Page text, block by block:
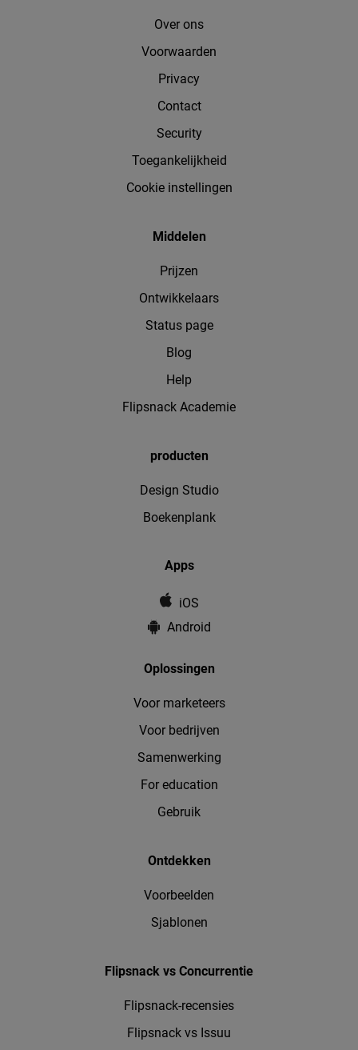
Over ons
Voorwaarden
Privacy
Contact
Security
Toegankelijkheid
Cookie instellingen
Middelen
Prijzen
Ontwikkelaars
Status page
Blog
Help
Flipsnack Academie
producten
Design Studio
Boekenplank
Apps
iOS
Android
Oplossingen
Voor marketeers
Voor bedrijven
Samenwerking
For education
Gebruik
Ontdekken
Voorbeelden
Sjablonen
Flipsnack vs Concurrentie
Flipsnack-recensies
Flipsnack vs Issuu